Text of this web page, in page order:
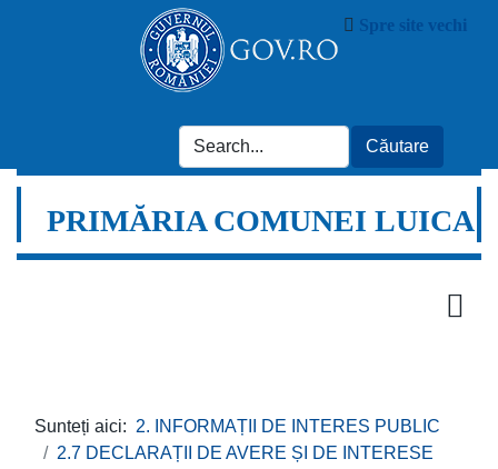
Spre site vechi
PRIMĂRIA COMUNEI LUICA
Sunteți aici: 2. INFORMAȚII DE INTERES PUBLIC
2.7 DECLARAȚII DE AVERE ȘI DE INTERESE